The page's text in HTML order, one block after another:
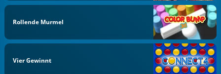
Rollende Murmel
Vier Gewinnt